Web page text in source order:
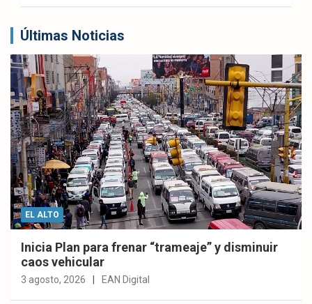
Últimas Noticias
EL ALTO
Inicia Plan para frenar “trameaje” y disminuir
caos vehicular
3 agosto, 2026 EAN Digital